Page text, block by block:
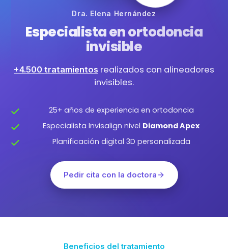
Dra. Elena Hernández
Especialista en ortodoncia
invisible
+4.500 tratamientos realizados con alineadores
invisibles.
25+ años de experiencia en ortodoncia
Especialista Invisalign nivel Diamond Apex
Planificación digital 3D personalizada
Pedir cita con la doctora
Beneficios del tratamiento